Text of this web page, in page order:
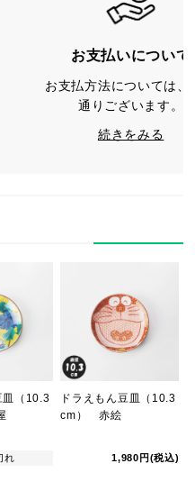
お支払いについて
お支払方法については、
通りございます。
続きをみる
皿（10.3
れ
ドラえもん豆皿（10.3
cm） 赤絵
1,980円(税込)